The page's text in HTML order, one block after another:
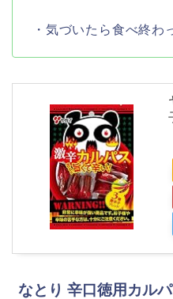
・気づいたら食べ終わ
なとり 辛口徳用カル